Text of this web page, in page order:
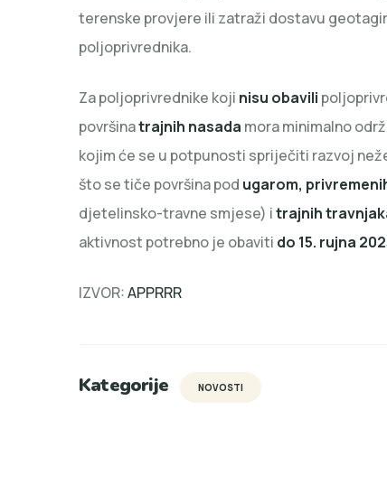
terenske provjere ili zatraži dostavu
poljoprivrednika.
Za poljoprivrednike koji nisu obavili
površinatrajnih nasada mora minimalno
kojim će se u potpunosti spriječiti razvoj
što se tiče površina pod ugarom,
djetelinsko-travne smjese) itrajnih
aktivnost potrebno je obaviti do 15. rujna
IZVOR:APPRRR
Kategorije NOVOSTI